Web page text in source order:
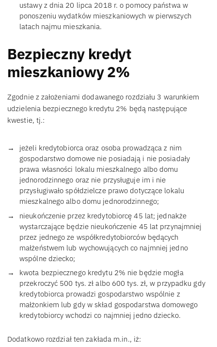
ustawy z dnia 20 lipca 2018 r. o pomocy państwa w
ponoszeniu wydatków mieszkaniowych w pierwszych
latach najmu mieszkania.
Bezpieczny kredyt
mieszkaniowy 2%
Zgodnie z założeniami dodawanego rozdziału 3 warunkiem
udzielenia bezpiecznego kredytu 2% będą następujące
kwestie, tj.:
jeżeli kredytobiorca oraz osoba prowadząca z nim
gospodarstwo domowe nie posiadają i nie posiadały
prawa własności lokalu mieszkalnego albo domu
jednorodzinnego oraz nie przysługuje im i nie
przysługiwało spółdzielcze prawo dotyczące lokalu
mieszkalnego albo domu jednorodzinnego;
nieukończenie przez kredytobiorcę 45 lat; jednakże
wystarczające będzie nieukończenie 45 lat przynajmniej
przez jednego ze współkredytobiorców będących
małżeństwem lub wychowujących co najmniej jedno
wspólne dziecko;
kwota bezpiecznego kredytu 2% nie będzie mogła
przekroczyć 500 tys. zł albo 600 tys. zł, w przypadku gdy
kredytobiorca prowadzi gospodarstwo wspólnie z
małżonkiem lub gdy w skład gospodarstwa domowego
kredytobiorcy wchodzi co najmniej jedno dziecko.
Dodatkowo rozdział ten zakłada m.in., iż: